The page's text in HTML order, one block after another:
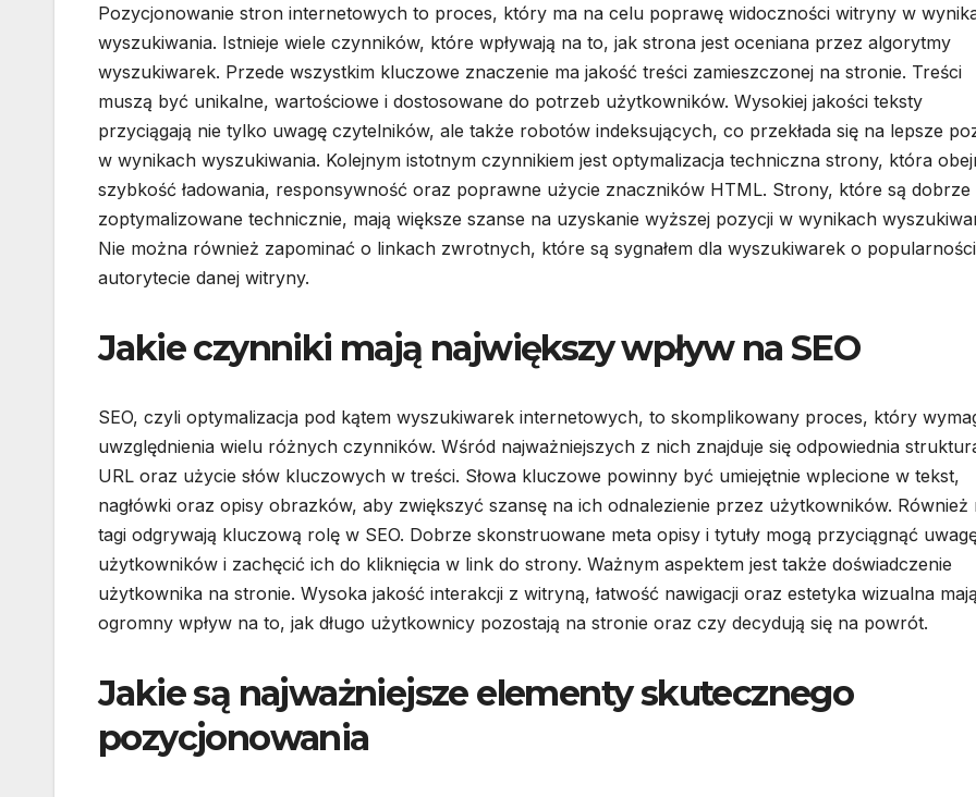
Pozycjonowanie stron internetowych to proces, który ma na celu poprawę widoczności witryny w
wyszukiwania. Istnieje wiele czynników, które wpływają na to, jak strona jest oceniana przez algorytmy
wyszukiwarek. Przede wszystkim kluczowe znaczenie ma jakość treści zamieszczonej na stronie. Treści
muszą być unikalne, wartościowe i dostosowane do potrzeb użytkowników. Wysokiej jakości teksty
przyciągają nie tylko uwagę czytelników, ale także robotów indeksujących, co przekłada się na lepsze
w wynikach wyszukiwania. Kolejnym istotnym czynnikiem jest optymalizacja techniczna strony, która
szybkość ładowania, responsywność oraz poprawne użycie znaczników HTML. Strony, które są dobrze
zoptymalizowane technicznie, mają większe szanse na uzyskanie wyższej pozycji w wynikach
Nie można również zapominać o linkach zwrotnych, które są sygnałem dla wyszukiwarek o
autorytecie danej witryny.
Jakie czynniki mają największy wpływ na SEO
SEO, czyli optymalizacja pod kątem wyszukiwarek internetowych, to skomplikowany proces, który
uwzględnienia wielu różnych czynników. Wśród najważniejszych z nich znajduje się odpowiednia
URL oraz użycie słów kluczowych w treści. Słowa kluczowe powinny być umiejętnie wplecione w tekst,
nagłówki oraz opisy obrazków, aby zwiększyć szansę na ich odnalezienie przez użytkowników. Również
tagi odgrywają kluczową rolę w SEO. Dobrze skonstruowane meta opisy i tytuły mogą przyciągnąć
użytkowników i zachęcić ich do kliknięcia w link do strony. Ważnym aspektem jest także doświadczenie
użytkownika na stronie. Wysoka jakość interakcji z witryną, łatwość nawigacji oraz estetyka wizualna mają
ogromny wpływ na to, jak długo użytkownicy pozostają na stronie oraz czy decydują się na powrót.
Jakie są najważniejsze elementy skutecznego
pozycjonowania